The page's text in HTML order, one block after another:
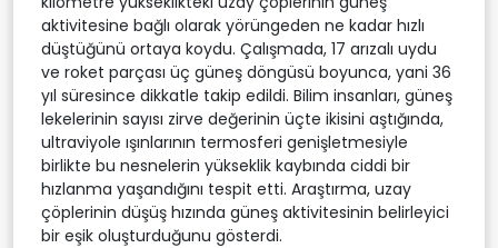
aktivitesine bağlı olarak yörüngeden ne kadar hızlı
düştüğünü ortaya koydu. Çalışmada, 17 arızalı uydu
ve roket parçası üç güneş döngüsü boyunca, yani 36
yıl süresince dikkatle takip edildi. Bilim insanları, güneş
lekelerinin sayısı zirve değerinin üçte ikisini aştığında,
ultraviyole ışınlarının termosferi genişletmesiyle
birlikte bu nesnelerin yükseklik kaybında ciddi bir
hızlanma yaşandığını tespit etti. Araştırma, uzay
çöplerinin düşüş hızında güneş aktivitesinin belirleyici
bir eşik oluşturduğunu gösterdi.